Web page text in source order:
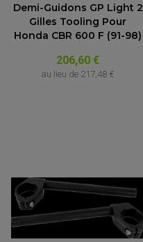
Demi-Guidons GP Light 2
Gilles Tooling Pour
Honda CBR 600 F (91-98)
206,60 €
au lieu de 217,48 €